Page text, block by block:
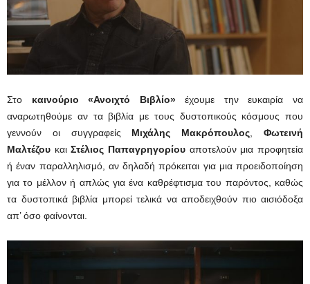
Στο καινούριο «Ανοιχτό Βιβλίο»έχουμε την ευκαιρία να
αναρωτηθούμε αν τα βιβλία με τους δυστοπικούς κόσμους που
γεννούν οι συγγραφείς Μιχάλης Μακρόπουλος ,Φωτεινή
Μαλτέζου καιΣτέλιος Παπαγρηγορίου αποτελούν μια προφητεία
ή έναν παραλληλισμό, αν δηλαδή πρόκειται για μια προειδοποίηση
για το μέλλον ή απλώς για ένα καθρέφτισμα του παρόντος, καθώς
τα δυστοπικά βιβλία μπορεί τελικά να αποδειχθούν πιο αισιόδοξα
απ’ όσο φαίνονται.